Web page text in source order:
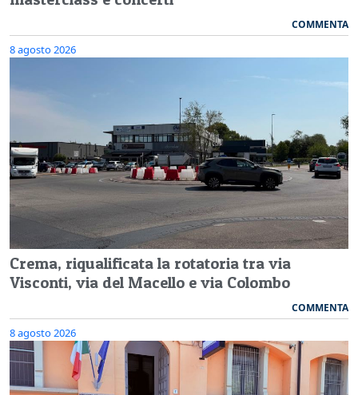
COMMENTA
8 agosto 2026
Crema, riqualificata la rotatoria tra via
Visconti, via del Macello e via Colombo
COMMENTA
8 agosto 2026